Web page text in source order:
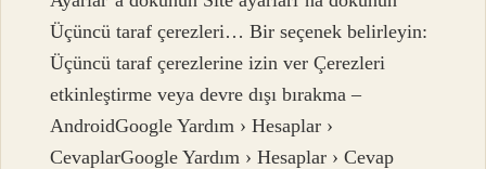
Üçüncü taraf çerezleri… Bir seçenek belirleyin:
Üçüncü taraf çerezlerine izin ver Çerezleri
etkinleştirme veya devre dışı bırakma –
AndroidGoogle Yardım › Hesaplar ›
CevaplarGoogle Yardım › Hesaplar › Cevap